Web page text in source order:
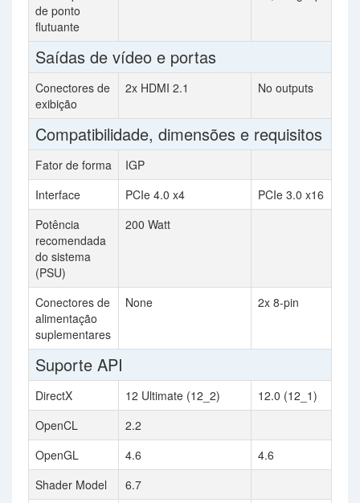
de ponto
flutuante
Saídas de vídeo e portas
Conectores de
exibição
2x HDMI 2.1 No outputs
Compatibilidade, dimensões e requisitos
Fator de forma
IGP
Interface
PCIe 4.0 x4
PCIe 3.0 x16
Potência
recomendada
do sistema
(PSU)
200 Watt
Conectores de
alimentação
suplementares
None 2x 8-pin
Suporte API
DirectX 12 Ultimate (12_2)
12.0 (12_1)
OpenCL
2.2
OpenGL
4.6
4.6
Shader Model
6.7